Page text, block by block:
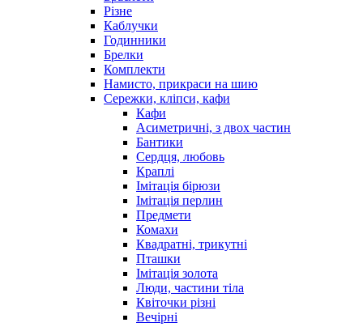
Різне
Каблучки
Годинники
Брелки
Комплекти
Намисто, прикраси на шию
Сережки, кліпси, кафи
Кафи
Асиметричні, з двох частин
Бантики
Сердця, любовь
Краплі
Імітація бірюзи
Імітація перлин
Предмети
Комахи
Квадратні, трикутні
Пташки
Імітація золота
Люди, частини тіла
Квіточки різні
Вечірні